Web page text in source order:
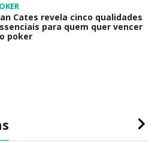
Cates revela cinco qualidades
para quem quer vencer
poker